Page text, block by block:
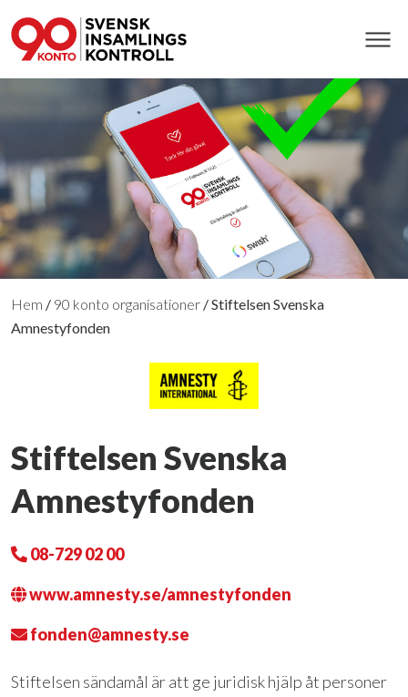
Hem / 90 konto organisationer /Stiftelsen Svenska
Amnestyfonden
Stiftelsen Svenska
Amnestyfonden
08-729 02 00
www.amnesty.se/amnestyfonden
fonden@amnesty.se
Stiftelsen sändamål är att ge juridisk hjälp åt personer